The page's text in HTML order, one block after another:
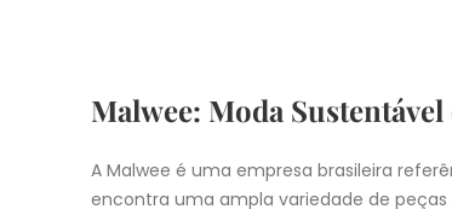
Malwee: Moda
A Malwee é uma empresa brasileira
encontra uma ampla variedade de peças